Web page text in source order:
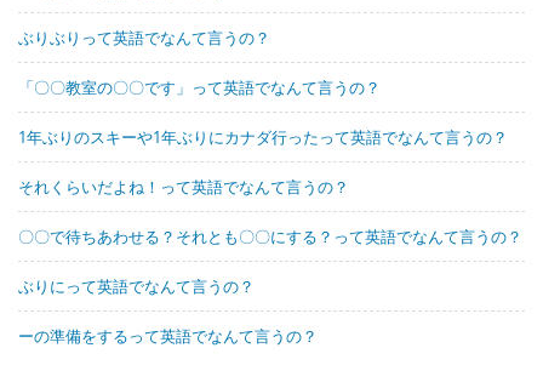
ぶりぶりって英語でなんて言うの？
「〇〇教室の〇〇です」って英語でなんて言うの？
1年ぶりのスキーや1年ぶりにカナダ行ったって英語でなんて言うの？
それくらいだよね！って英語でなんて言うの？
〇〇で待ちあわせる？それとも〇〇にする？って英語でなんて言うの？
ぶりにって英語でなんて言うの？
ーの準備をするって英語でなんて言うの？